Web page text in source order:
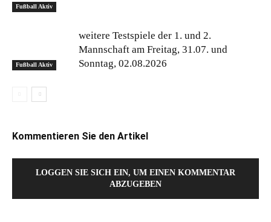
Fußball Aktiv
Fußball Aktiv
weitere Testspiele der 1. und 2.
Mannschaft am Freitag, 31.07. und
Sonntag, 02.08.2026
Kommentieren Sie den Artikel
LOGGEN SIE SICH EIN, UM EINEN KOMMENTAR
ABZUGEBEN